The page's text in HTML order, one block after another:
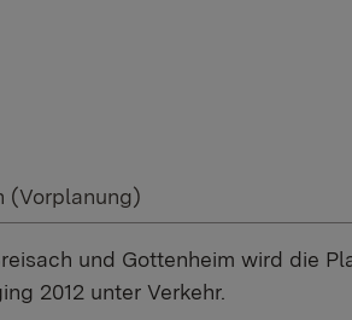
(Vorplanung)
und Gottenheim wird die
2012 unter Verkehr.